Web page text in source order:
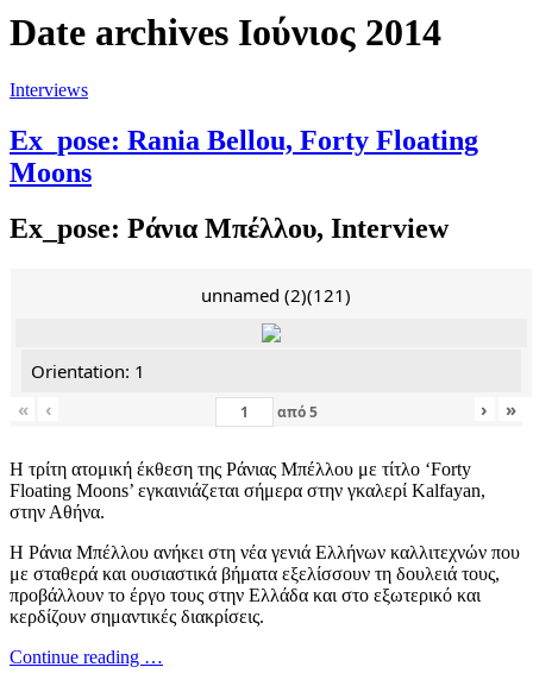
Date archives Ιούνιος 2014
Interviews
Ex_pose: Rania Bellou, Forty Floating
Moons
Ex_pose: Ράνια Μπέλλου, Interview
unnamed (2)(121)
Orientation: 1
«
‹ από5 › »
Η τρίτη ατομική έκθεση της Ράνιας Μπέλλου με τίτλο ‘Forty
Floating Moons’ εγκαινιάζεται σήμερα στην γκαλερί Kalfayan,
στην Αθήνα.
Η Ράνια Μπέλλου ανήκει στη νέα γενιά Ελλήνων καλλιτεχνών που
με σταθερά και ουσιαστικά βήματα εξελίσσουν τη δουλειά τους,
προβάλλουν το έργο τους στην Ελλάδα και στο εξωτερικό και
κερδίζουν σημαντικές διακρίσεις.
Continue reading …